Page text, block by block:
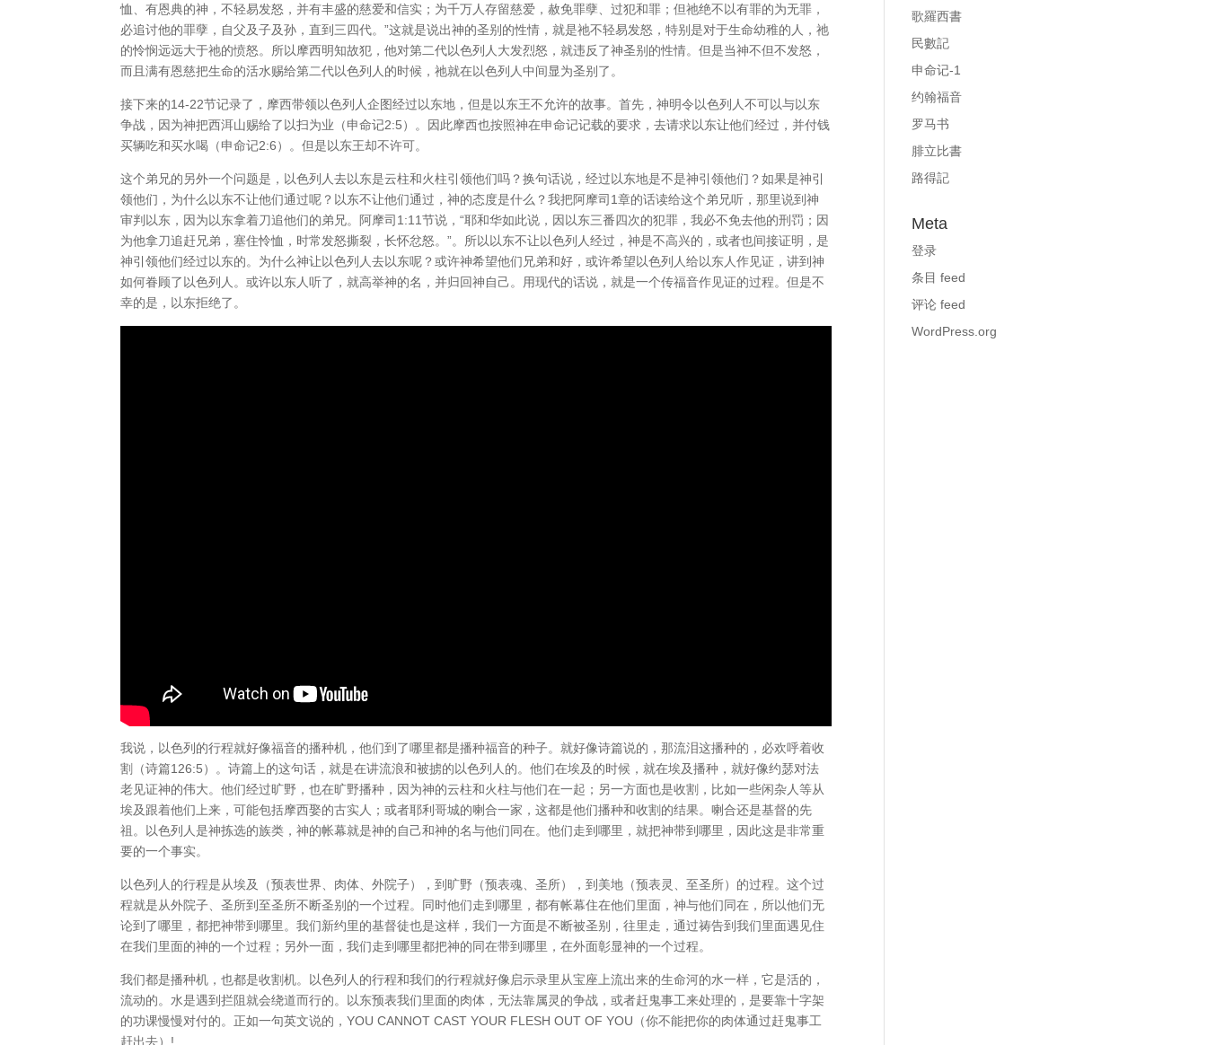
恤、有恩典的神，不轻易发怒，并有丰盛的慈爱和信实；为千万人存留慈爱，赦免罪孽、过犯和罪；但祂绝不以有罪的为无罪，
必追讨他的罪孽，自父及子及孙，直到三四代。”这就是说出神的圣别的性情，就是祂不轻易发怒，特别是对于生命幼稚的人，祂
的怜悯远远大于祂的愤怒。所以摩西明知故犯，他对第二代以色列人大发烈怒，就违反了神圣别的性情。但是当神不但不发怒，
而且满有恩慈把生命的活水赐给第二代以色列人的时候，祂就在以色列人中间显为圣别了。
接下来的14-22节记录了，摩西带领以色列人企图经过以东地，但是以东王不允许的故事。首先，神明令以色列人不可以与以东
争战，因为神把西洱山赐给了以扫为业（申命记2:5）。因此摩西也按照神在申命记记载的要求，去请求以东让他们经过，并付钱
买辆吃和买水喝（申命记2:6）。但是以东王却不许可。
这个弟兄的另外一个问题是，以色列人去以东是云柱和火柱引领他们吗？换句话说，经过以东地是不是神引领他们？如果是神引
领他们，为什么以东不让他们通过呢？以东不让他们通过，神的态度是什么？我把阿摩司1章的话读给这个弟兄听，那里说到神
审判以东，因为以东拿着刀追他们的弟兄。阿摩司1:11节说，“耶和华如此说，因以东三番四次的犯罪，我必不免去他的刑罚；因
为他拿刀追赶兄弟，塞住怜恤，时常发怒撕裂，长怀忿怒。”。所以以东不让以色列人经过，神是不高兴的，或者也间接证明，是
神引领他们经过以东的。为什么神让以色列人去以东呢？或许神希望他们兄弟和好，或许希望以色列人给以东人作见证，讲到神
如何眷顾了以色列人。或许以东人听了，就高举神的名，并归回神自己。用现代的话说，就是一个传福音作见证的过程。但是不
幸的是，以东拒绝了。
我说，以色列的行程就好像福音的播种机，他们到了哪里都是播种福音的种子。就好像诗篇说的，那流泪这播种的，必欢呼着收
割（诗篇126:5）。诗篇上的这句话，就是在讲流浪和被掳的以色列人的。他们在埃及的时候，就在埃及播种，就好像约瑟对法
老见证神的伟大。他们经过旷野，也在旷野播种，因为神的云柱和火柱与他们在一起；另一方面也是收割，比如一些闲杂人等从
埃及跟着他们上来，可能包括摩西娶的古实人；或者耶利哥城的喇合一家，这都是他们播种和收割的结果。喇合还是基督的先
祖。以色列人是神拣选的族类，神的帐幕就是神的自己和神的名与他们同在。他们走到哪里，就把神带到哪里，因此这是非常重
要的一个事实。
以色列人的行程是从埃及（预表世界、肉体、外院子），到旷野（预表魂、圣所），到美地（预表灵、至圣所）的过程。这个过
程就是从外院子、圣所到至圣所不断圣别的一个过程。同时他们走到哪里，都有帐幕住在他们里面，神与他们同在，所以他们无
论到了哪里，都把神带到哪里。我们新约里的基督徒也是这样，我们一方面是不断被圣别，往里走，通过祷告到我们里面遇见住
在我们里面的神的一个过程；另外一面，我们走到哪里都把神的同在带到哪里，在外面彰显神的一个过程。
我们都是播种机，也都是收割机。以色列人的行程和我们的行程就好像启示录里从宝座上流出来的生命河的水一样，它是活的，
流动的。水是遇到拦阻就会绕道而行的。以东预表我们里面的肉体，无法靠属灵的争战，或者赶鬼事工来处理的，是要靠十字架
的功课慢慢对付的。正如一句英文说的，YOU CANNOT CAST YOUR FLESH OUT OF YOU（你不能把你的肉体通过赶鬼事工
赶出去）!
歌羅西書
民數記
申命记-1
约翰福音
罗马书
腓立比書
路得記
Meta
登录
条目 feed
评论 feed
WordPress.org